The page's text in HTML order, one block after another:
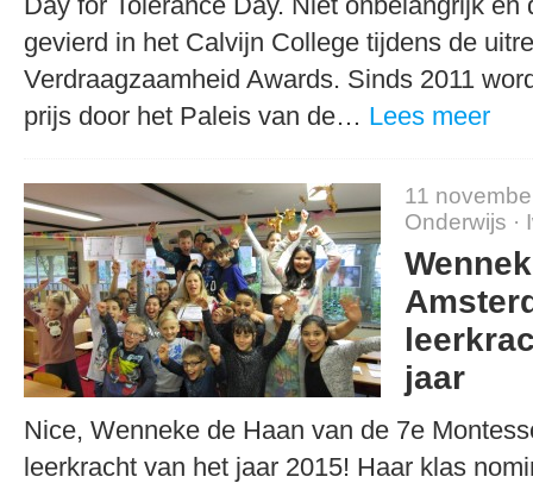
gevierd in het Calvijn College tijdens de
Verdraagzaamheid Awards. Sinds 2011
prijs door het Paleis van de… Lees meer
11
Onderwijs ·
jaar
Nice, Wenneke de Haan van de 7e
leerkracht van het jaar 2015! Haar klas